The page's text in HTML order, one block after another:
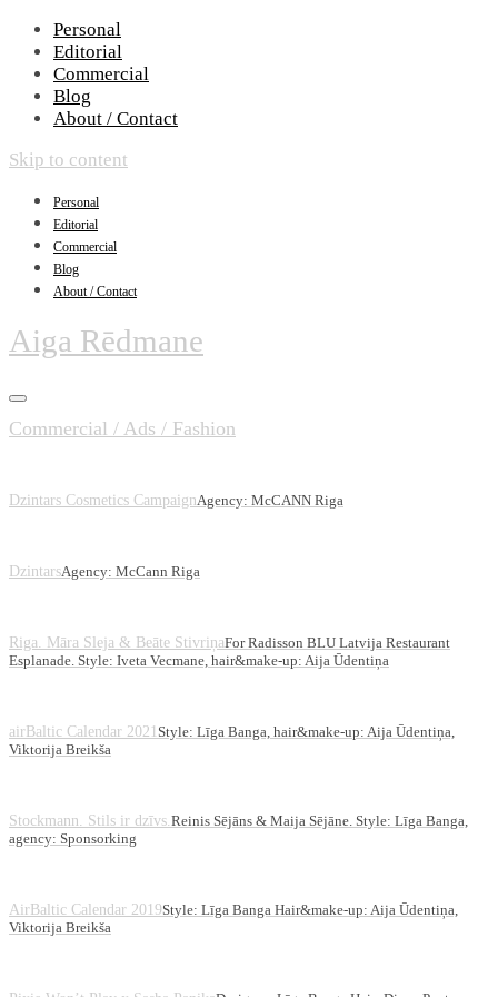
Personal
Editorial
Commercial
Blog
About / Contact
Skip to content
Personal
Editorial
Commercial
Blog
About / Contact
Aiga Rēdmane
Commercial / Ads / Fashion
Dzintars Cosmetics CampaignAgency: McCANN Riga
DzintarsAgency: McCann Riga
Riga. Māra Sleja & Beāte StivriņaFor Radisson BLU Latvija Restaurant
Esplanade. Style: Iveta Vecmane, hair&make-up: Aija Ūdentiņa
airBaltic Calendar 2021 Style: Līga Banga, hair&make-up: Aija Ūdentiņa,
Viktorija Breikša
Stockmann. Stils ir dzīvs. Reinis Sējāns & Maija Sējāne. Style: Līga Banga,
agency: Sponsorking
AirBaltic Calendar 2019Style: Līga Banga Hair&make-up: Aija Ūdentiņa,
Viktorija Breikša